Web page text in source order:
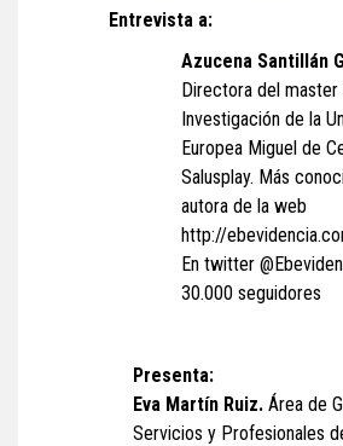
Entrevista a:
Azucena Santillán
Directora del master
Investigación de la
Europea Miguel de
Salusplay. Más
autora de la web
http://
En twitter
30.000 seguidores
Presenta:
Eva Martín Ruiz. Área de
Servicios y Profesionales